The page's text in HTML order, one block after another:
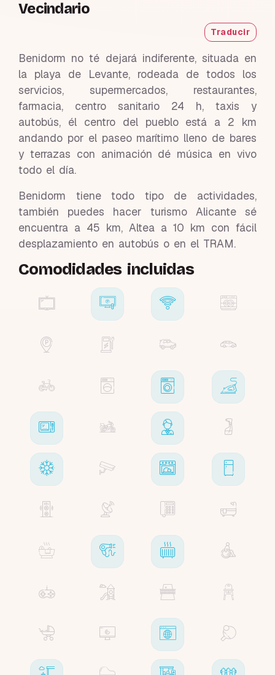
Vecindario
Traducir
Benidorm no té dejará indiferente, situada en
la playa de Levante, rodeada de todos los
servicios, supermercados, restaurantes,
farmacia, centro sanitario 24 h, taxis y
autobús, él centro del pueblo está a 2 km
andando por el paseo marítimo lleno de bares
y terrazas con animación dé música en vivo
todo el día.
Benidorm tiene todo tipo de actividades,
también puedes hacer turismo Alicante sé
encuentra a 45 km, Altea a 10 km con fácil
desplazamiento en autobús o en el TRAM.
Comodidades incluidas